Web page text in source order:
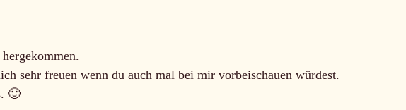
sehr freuen wenn du auch mal bei mir vorbeischauen würdest.
🙂